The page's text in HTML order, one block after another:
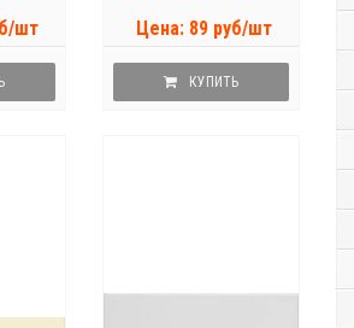
шт Цена: 89 руб/шт
КУПИТЬ